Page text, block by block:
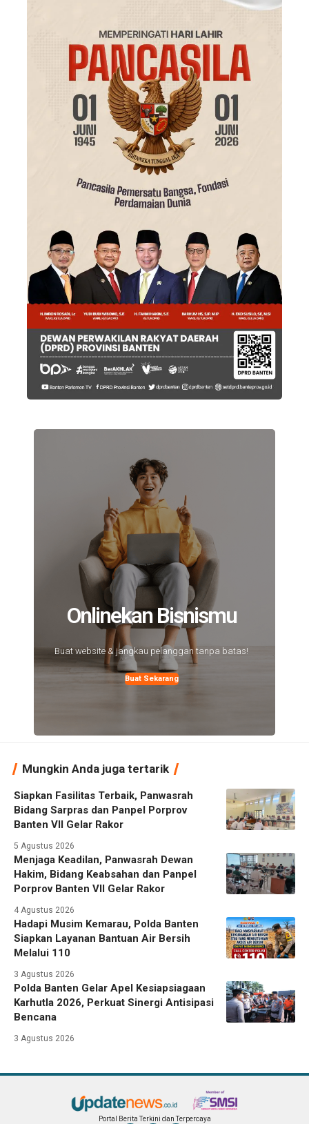
Onlinekan Bisnismu
Buat website & jangkau pelanggan tanpa batas!
Buat Sekarang
Mungkin Anda juga tertarik
Siapkan Fasilitas Terbaik, Panwasrah
Bidang Sarpras dan Panpel Porprov
Banten VII Gelar Rakor
5 Agustus 2026
Menjaga Keadilan, Panwasrah Dewan
Hakim, Bidang Keabsahan dan Panpel
Porprov Banten VII Gelar Rakor
4 Agustus 2026
Hadapi Musim Kemarau, Polda Banten
Siapkan Layanan Bantuan Air Bersih
Melalui 110
3 Agustus 2026
Polda Banten Gelar Apel Kesiapsiagaan
Karhutla 2026, Perkuat Sinergi Antisipasi
Bencana
3 Agustus 2026
Portal Berita Terkini dan Terpercaya